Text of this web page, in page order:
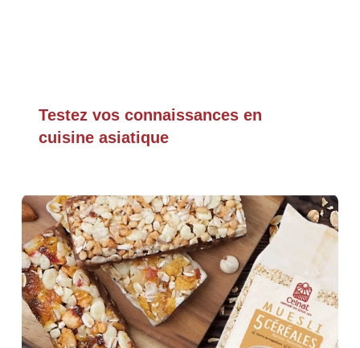
Testez vos connaissances en
cuisine asiatique